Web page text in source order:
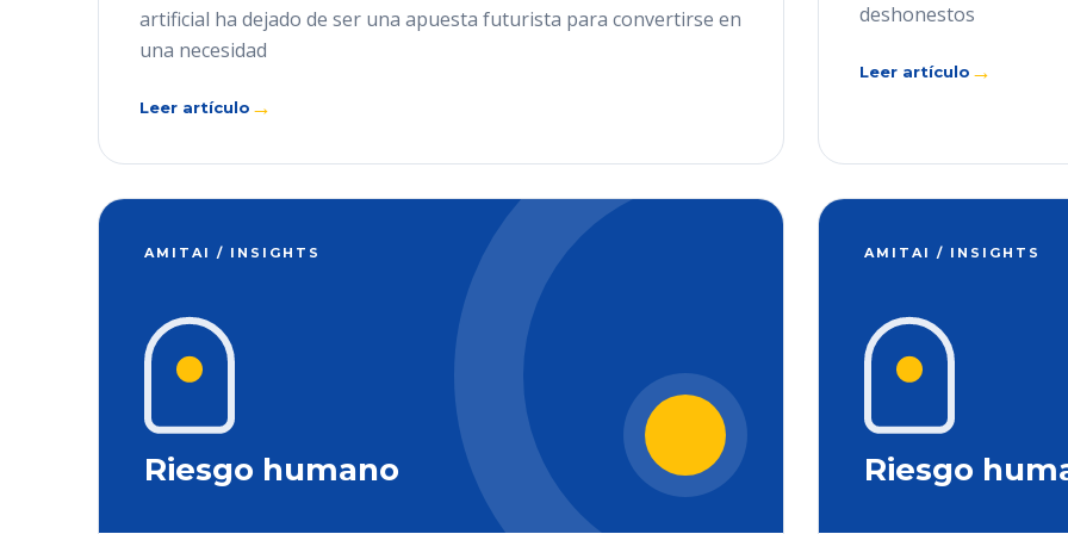
artificial ha dejado de ser una apuesta futurista para convertirse en
una necesidad
Leer artículo →
deshonestos
Leer artículo →
AMITAI / INSIGHTS
Riesgo humano
AMITAI / INSIGHTS
Riesgo